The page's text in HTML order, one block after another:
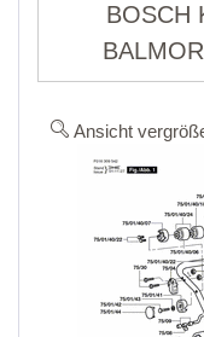
BOSCH
Ansicht